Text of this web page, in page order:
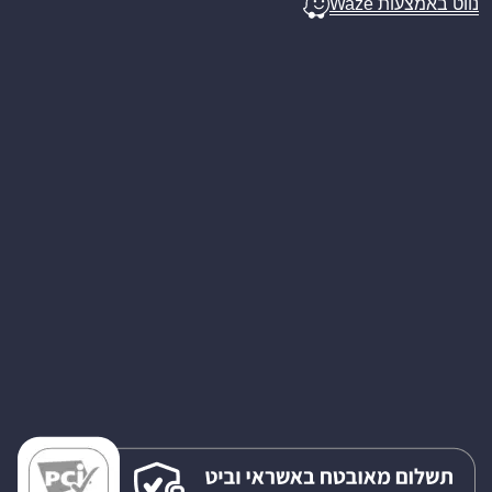
נווט באמצעות Waze